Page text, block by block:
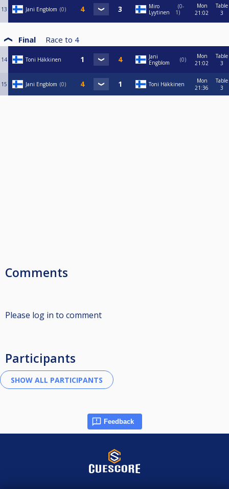
13 Jani Engblom 0
Miro
Lyytinen
0-
1
Mon
21:02
Table
3
Final Race to 4
14 Toni Häkkinen
Jani
Engblom
0
Mon
21:02
Table
3
15 Jani Engblom 0 Toni Häkkinen
Mon
21:36
Table
3
Comments
Please log in to comment
Participants
Feedback